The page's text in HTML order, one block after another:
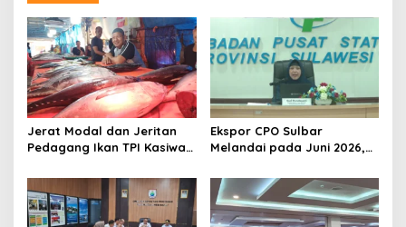
Jerat Modal dan Jeritan
Pedagang Ikan TPI Kasiwa
Melonjak
Ekspor CPO Sulbar
Melandai pada Juni 2026,
Justru Melonjak 149 Persen